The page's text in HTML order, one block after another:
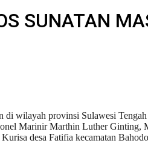
SUNATAN
wilayah provinsi Sulawesi
Marinir Marthin Luther Ginting,
desa Fatifia kecamatan